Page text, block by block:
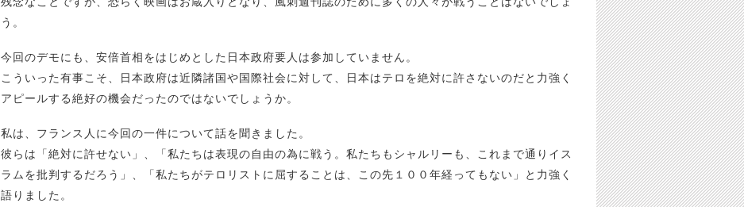
う。
今回のデモにも、安倍首相をはじめとした日本政府要人は参加していません。
こういった有事こそ、日本政府は近隣諸国や国際社会に対して、日本はテロを絶対に許さないのだと力強く
アピールする絶好の機会だったのではないでしょうか。
私は、フランス人に今回の一件について話を聞きました。
彼らは「絶対に許せない」、「私たちは表現の自由の為に戦う。私たちもシャルリーも、これまで通りイス
ラムを批判するだろう」、「私たちがテロリストに屈することは、この先１００年経ってもない」と力強く
語りました。